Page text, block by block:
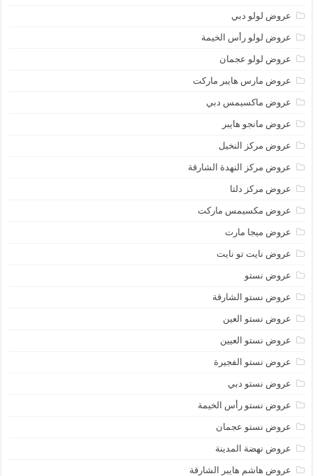
عروض لولو دبي
عروض لولو رأس الخيمة
عروض لولو عجمان
عروض مارس هايبر ماركت
عروض ماكسيمس دبي
عروض مانجو هايبر
عروض مركز النخيل
عروض مركز النهدة الشارقة
عروض مركز دلتا
عروض مكسيمس ماركت
عروض ميجا مارت
عروض نايت تو نايت
عروض نستو
عروض نستو الشارقة
عروض نستو العين
عروض نستو العيين
عروض نستو الفجيرة
عروض نستو دبي
عروض نستو رأس الخيمة
عروض نستو عجمان
عروض نهضة المدينة
عروض هاشم هايبر الشارقة